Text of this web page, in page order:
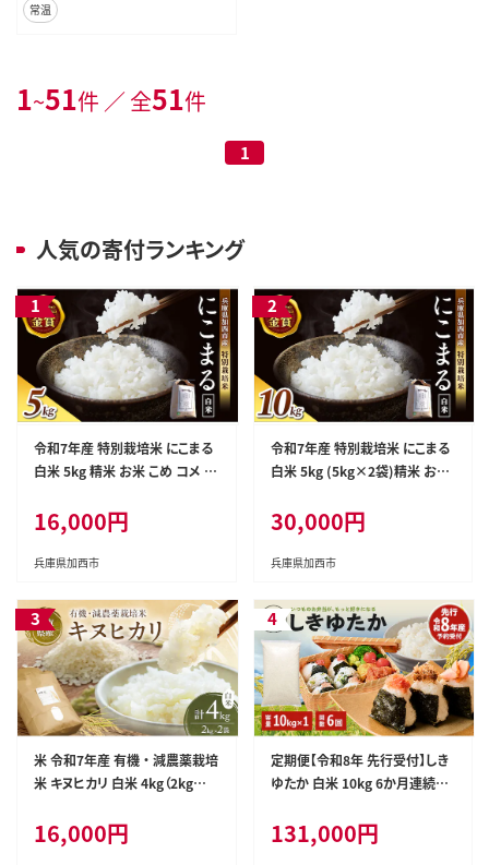
常温
1~51件 ／ 全51件
1
人気の寄付ランキング
令和7年産 特別栽培米 にこまる
白米 5kg 精米 お米 こめ コメ ご
16,000円
兵庫県加西市
令和7年産 特別栽培米 にこまる
白米 5kg (5kg×2袋)精米 お米
米
30,000円
兵庫県加西市
米 令和7年産 有機 ・ 減農薬栽培
米 キヌヒカリ 白米 4kg（2kg×
米 国産 兵庫県産
16,000円
定期便【令和8年 先行受付】しき
ゆたか 白米 10kg 6か月連続お
131,000円